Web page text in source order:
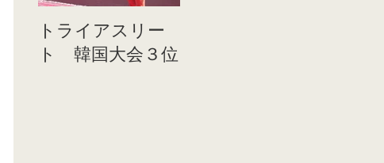
トライアスリー
ト 韓国大会３位